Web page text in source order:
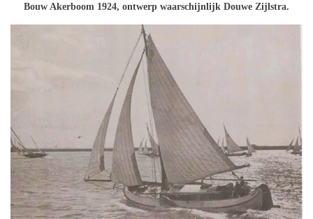
Bouw Akerboom 1924, ontwerp waarschijnlijk Douwe Zijlstra.